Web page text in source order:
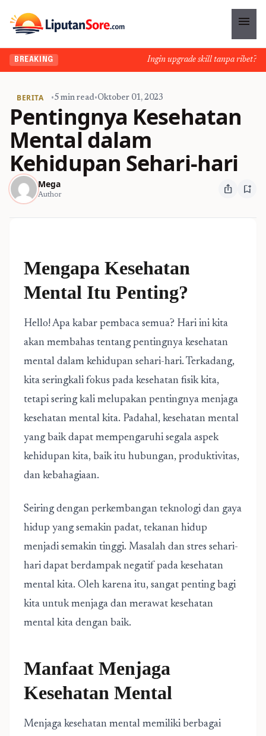
menu
BREAKING Ingin upgrade skill tanpa ribet?
BERITA •5 min read•Oktober 01, 2023
Pentingnya Kesehatan
Mental dalam
Kehidupan Sehari-hari
Mega
Author ios_share bookmark_add
Mengapa Kesehatan
Mental Itu Penting?
Hello! Apa kabar pembaca semua? Hari ini kita
akan membahas tentang pentingnya kesehatan
mental dalam kehidupan sehari-hari. Terkadang,
kita seringkali fokus pada kesehatan fisik kita,
tetapi sering kali melupakan pentingnya menjaga
kesehatan mental kita. Padahal, kesehatan mental
yang baik dapat mempengaruhi segala aspek
kehidupan kita, baik itu hubungan, produktivitas,
dan kebahagiaan.
Seiring dengan perkembangan teknologi dan gaya
hidup yang semakin padat, tekanan hidup
menjadi semakin tinggi. Masalah dan stres sehari-
hari dapat berdampak negatif pada kesehatan
mental kita. Oleh karena itu, sangat penting bagi
kita untuk menjaga dan merawat kesehatan
mental kita dengan baik.
Manfaat Menjaga
Kesehatan Mental
Menjaga kesehatan mental memiliki berbagai